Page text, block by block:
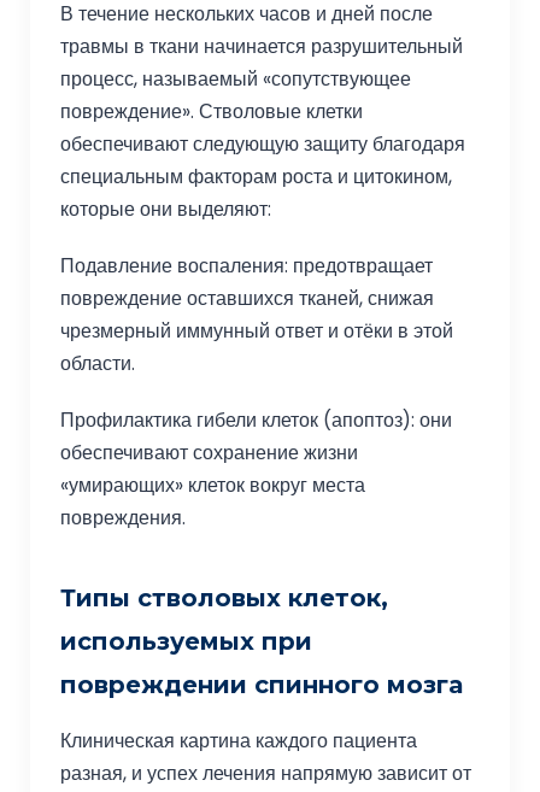
В течение нескольких часов и дней после
травмы в ткани начинается разрушительный
процесс, называемый «сопутствующее
повреждение». Стволовые клетки
обеспечивают следующую защиту благодаря
специальным факторам роста и цитокином,
которые они выделяют:
Подавление воспаления: предотвращает
повреждение оставшихся тканей, снижая
чрезмерный иммунный ответ и отёки в этой
области.
Профилактика гибели клеток (апоптоз): они
обеспечивают сохранение жизни
«умирающих» клеток вокруг места
повреждения.
Типы стволовых клеток,
используемых при
повреждении спинного мозга
Клиническая картина каждого пациента
разная, и успех лечения напрямую зависит от